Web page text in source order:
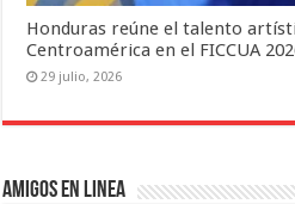
Honduras reúne el talento
Centroamérica en el FICCUA
29 julio, 2026
Amigos en Linea